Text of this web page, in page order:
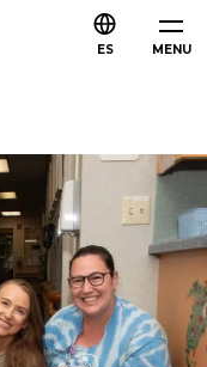
MENU
ES